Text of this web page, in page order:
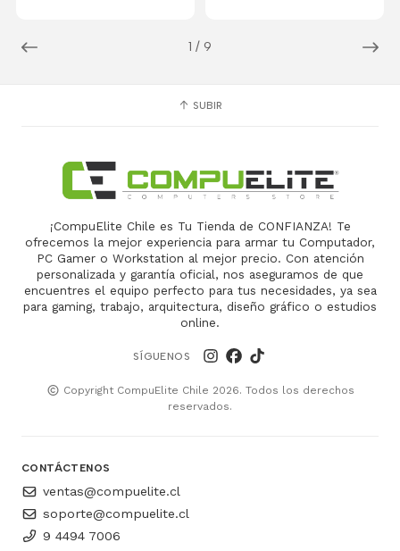
1 / 9
SUBIR
¡CompuElite Chile es Tu Tienda de CONFIANZA! Te
ofrecemos la mejor experiencia para armar tu Computador,
PC Gamer o Workstation al mejor precio. Con atención
personalizada y garantía oficial, nos aseguramos de que
encuentres el equipo perfecto para tus necesidades, ya sea
para gaming, trabajo, arquitectura, diseño gráfico o estudios
online.
SÍGUENOS
Copyright CompuElite Chile 2026. Todos los derechos
reservados.
CONTÁCTENOS
ventas@compuelite.cl
soporte@compuelite.cl
9 4494 7006